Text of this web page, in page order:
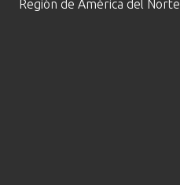
Región de América del Norte